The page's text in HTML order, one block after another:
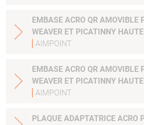
EMBASE ACRO QR AMOVIBLE
WEAVER ET PICATINNY
AIMPOINT
EMBASE ACRO QR AMOVIBLE
WEAVER ET PICATINNY
AIMPOINT
PLAQUE ADAPTATRICE ACRO